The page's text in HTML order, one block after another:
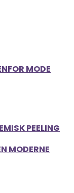
MODE
PEELING
MODERNE